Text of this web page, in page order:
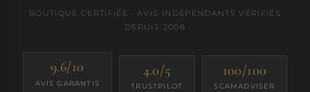
BOUTIQUE CERTIFIÉE · AVIS INDÉPENDANTS VÉRIFIÉS
DEPUIS 2008
9.6/10
AVIS GARANTIS
4.0/5
TRUSTPILOT
100/100
SCAMADVISER